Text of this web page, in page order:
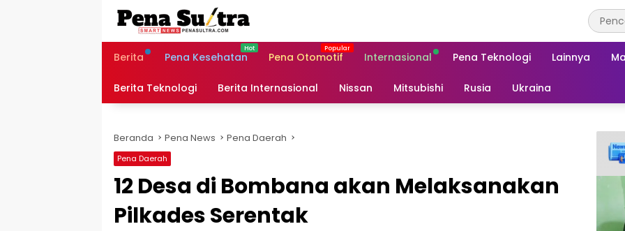
Berita
Pena Kesehatan Pena Otomotif Internasional Pena Teknologi Lainnya
Berita Teknologi Berita Internasional Nissan Mitsubishi Rusia Ukraina
Beranda Pena News Pena Daerah
Pena Daerah
12 Desa di Bombana akan Melaksanakan
Pilkades Serentak